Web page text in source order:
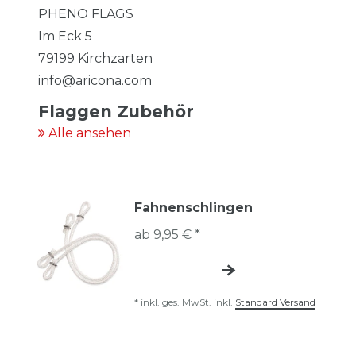
PHENO FLAGS
Im Eck 5
79199 Kirchzarten
info@aricona.com
Flaggen Zubehör
Alle ansehen
Fahnenschlingen
ab 9,95 € *
* inkl. ges. MwSt. inkl. Standard Versand